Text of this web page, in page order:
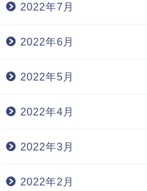
2022年7月
2022年6月
2022年5月
2022年4月
2022年3月
2022年2月